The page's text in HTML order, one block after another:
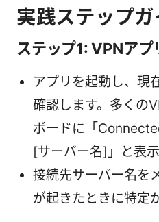
実践ステップガ
ステップ1: VPNア
アプリを起動し、現
確認します。多くの
ボードに「
[サーバー名]」と表示
接続先サーバー名を
が起きたときに特定